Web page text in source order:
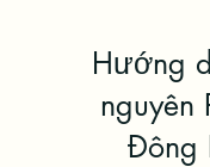
Hướng
nguyên
Đông